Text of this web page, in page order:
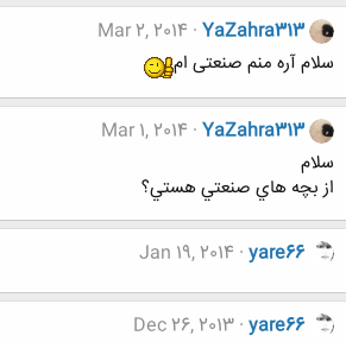
YaZahra313
Mar 2, 2014
سلام آره منم صنعتی ام
YaZahra313
Mar 1, 2014
سلام
از بچه هاي صنعتي هستي؟
yare66
Jan 19, 2014
yare66
Dec 26, 2013